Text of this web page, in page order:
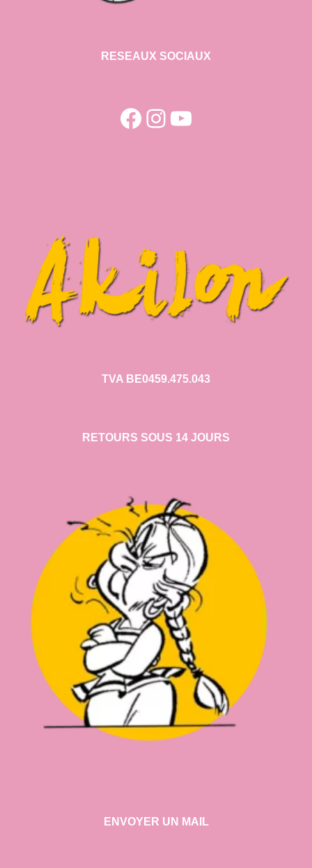
RESEAUX SOCIAUX
Facebook
Instagram
YouTube
TVA BE0459.475.043
RETOURS SOUS 14 JOURS
ENVOYER UN MAIL